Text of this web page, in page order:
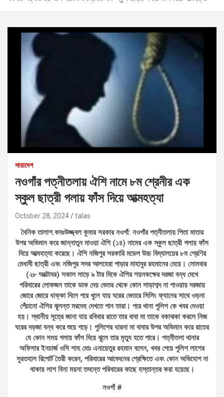
সারাদেশ
নওগাঁর পত্নীতলায় ঐশি নামে ৮ম শ্রেনীর এক
স্কুল ছাত্রী গলায় ফাঁস দিয়ে আত্মহত্যা
October 28, 2024 talas
দৈনিক তালাশ.কমঃউজ্জ্বল কুমার সরকার নওগাঁ: নওগাঁর পত্নীতলায় পিতা মাতার
উপর অভিমান করে জান্নাতুন মাওয়া ঐশি (১৪) নামের এক স্কুল ছাত্রী গলায় ফাঁস
দিয়ে আত্মহত্যা করেছে। ঐশি নজিপুর সরকারি মডেল উচ্চ বিদ্যালয়ের ৮ম শ্রেণির
মেধাবী ছাত্রী এবং নজিপুর সদর আলহেরা পাড়ার মাহাবুর রহমানের মেয়ে। সোমবার
(২৮ অক্টোবর) সকাল সাড়ে ৯ টার দিকে ঐশির শয়নকক্ষের দরজা বন্ধ দেখে
পরিবারের লোকজন তাকে ডাক দেয় ভেতর থেকে কোন সাড়াশব্দ না পাওয়ায় দরজায়
জোরে জোরে ধাক্কা দিলে পরে খুলে যায় ঘরের ভেতরে সিলিং ফ্যানের সাথে ওড়না
পেঁচানো ঐশির ঝুলন্ত মরদেহ দেখতে পান তারা। পরে থানা পুলিশ কে খবর দেওয়া
হয়। স্থানীয় সূত্রে জানা যায় রবিবার রাতে তার বাবা মা তাকে বকাঝকা করলে নিজ
ঘরের দড়জা বন্ধ করে শুয়ে পড়ে। পুলিশের ধারনা মা বাবার উপর অভিমান করে রাতের
যে কোন সময় গলায় ফাঁস দিয়ে ঝুলে তার মৃত্যু হতে পারে। পত্নীতলা থানার
অফিসার ইনচার্জ ওসি শাহ মোঃ এনায়েতুর রহমান বলেন, খবর পেয়ে পুলিশ লাশের
সুরতহাল রিপোর্ট তৈরী করেন, পরিবারের আবেদনের প্রেক্ষিতে এবং কোন অভিযোগ না
থাকায় লাশ বিনা ময়না তদন্তে পরিবারের কাছে হস্তান্তর করা হয়েছে।
নওগাঁ #